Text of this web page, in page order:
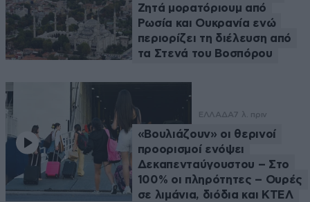
Ζητά μορατόριουμ από
Ρωσία και Ουκρανία ενώ
περιορίζει τη διέλευση από
τα Στενά του Βοσπόρου
ΕΛΛΑΔΑ7 λ. πριν
«Βουλιάζουν» οι θερινοί
προορισμοί ενόψει
Δεκαπενταύγουστου – Στο
100% οι πληρότητες – Ουρές
σε λιμάνια, διόδια και ΚΤΕΛ